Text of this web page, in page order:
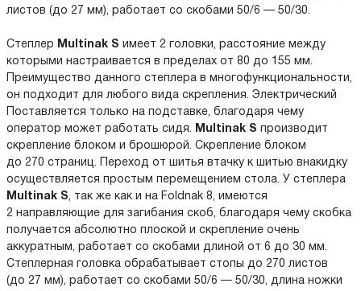
листов (до 27 мм), работает со скобами 50/6 — 50/30.
Степлер Multinak S имеет 2 головки, расстояние между
которыми настраивается в пределах от 80 до 155 мм.
Преимущество данного степлера в многофункциональности,
он подходит для любого вида скрепления. Электрический
Поставляется только на подставке, благодаря чему
оператор может работать сидя.
Multinak S производит
скрепление блоком и брошюрой. Скрепление блоком
до 270 страниц. Переход от шитья втачку к шитью внакидку
осуществляется простым перемещением стола. У степлера
Multinak S, так же как и на Foldnak 8, имеются
2 направляющие для загибания скоб, благодаря чему скобка
получается абсолютно плоской и скрепление очень
аккуратным, работает со скобами длиной от 6 до 30 мм.
Степлерная головка обрабатывает стопы до 270 листов
(до 27 мм), работает со скобами 50/6 — 50/30, длина ножки